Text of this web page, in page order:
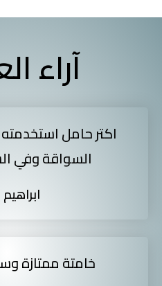
آراء
اكتر حامل
السواقة وفي
خامتة ممتازة